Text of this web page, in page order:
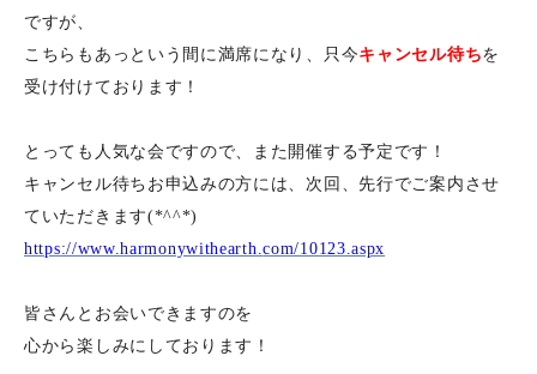
ですが、
こちらもあっという間に満席になり、
只今キャンセル待ちを
受け付けております！
とっても人気な会ですので、また開催する予定です！
キャンセル待ちお申込みの方には、次回、先行でご案内させ
ていただきます(*^^*)
https://www.harmonywithearth.com/10123.aspx
皆さんとお会いできますのを
心から楽しみにしております！